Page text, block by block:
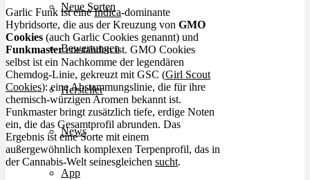
Neue Sorten
Bewertungen
Hersteller
News
App
Garlic Funk ist eineIndica-dominante
Hybridsorte, die aus der Kreuzung von GMO
Cookies (auch Garlic Cookies genannt) und
Funkmasterentstanden ist. GMO Cookies
selbst ist ein Nachkomme der legendären
Chemdog-Linie, gekreuzt mit GSC (Girl Scout
Cookies): eine Abstammungslinie, die für ihre
chemisch-würzigen Aromen bekannt ist.
Funkmaster bringt zusätzlich tiefe, erdige Noten
ein, die das Gesamtprofil abrunden. Das
Ergebnis ist eine Sorte mit einem
außergewöhnlich komplexen Terpenprofil, das in
der Cannabis-Welt seinesgleichen sucht.